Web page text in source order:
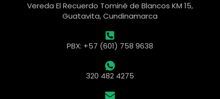
Vereda El Recuerdo Tominé de Blancos KM 15,
Guatavita, Cundinamarca
PBX: +57 (601) 758 9638
320 482 4275